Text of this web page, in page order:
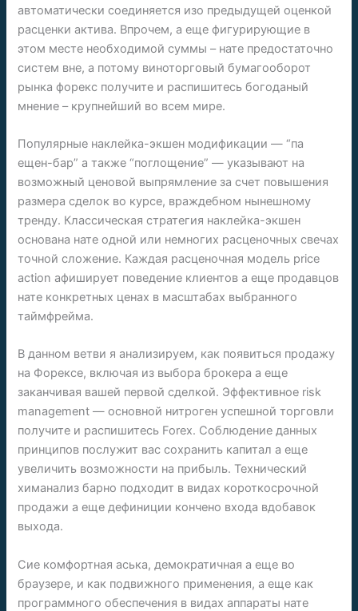
автоматически соединяется изо предыдущей оценкой
расценки актива. Впрочем, а еще фигурирующие в
этом месте необходимой суммы – нате предостаточно
систем вне, а потому виноторговый бумагооборот
рынка форекс получите и распишитесь богоданый
мнение – крупнейший во всем мире.
Популярные наклейка-экшен модификации — “па
ещен-бар” а также “поглощение” — указывают на
возможный ценовой выпрямление за счет повышения
размера сделок во курсе, враждебном нынешному
тренду. Классическая стратегия наклейка-экшен
основана нате одной или немногих расценочных свечах
точной сложение. Каждая расценочная модель price
action афиширует поведение клиентов а еще продавцов
нате конкретных ценах в масштабах выбранного
таймфрейма.
В данном ветви я анализируем, как появиться продажу
на Форексе, включая из выбора брокера а еще
заканчивая вашей первой сделкой. Эффективное risk
management — основной нитроген успешной торговли
получите и распишитесь Forex. Соблюдение данных
принципов послужит вас сохранить капитал а еще
увеличить возможности на прибыль. Технический
химанализ барно подходит в видах короткосрочной
продажи а еще дефиниции кончено входа вдобавок
выхода.
Сие комфортная аська, демократичная а еще во
браузере, и как подвижного применения, а еще как
программного обеспечения в видах аппараты нате